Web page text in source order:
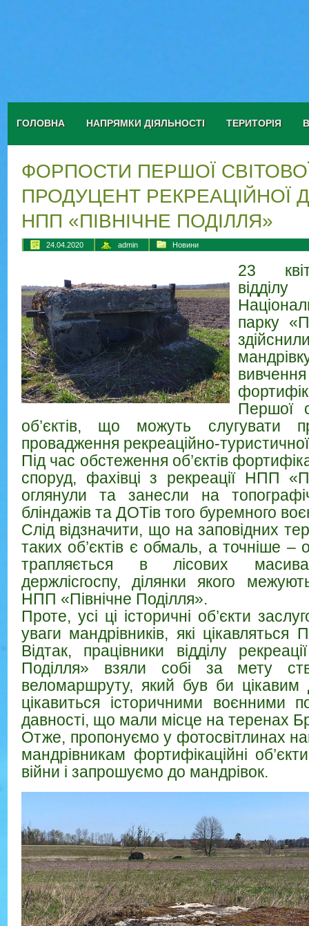
ГОЛОВНА НАПРЯМКИ ДІЯЛЬНОСТІ ТЕРИТОРІЯ
ФОРПОСТИ ПЕРШОЇ
ПРОДУЦЕНТ РЕКРЕАЦІЙНОЇ
НПП «ПІВНІЧНЕ ПОДІЛЛЯ»
24.04.2020 admin Новини
23
парку
вивчення
Першої
об’єктів, що можуть слугувати
провадження рекреаційно-туристичної
Під час обстеження об’єктів
споруд, фахівці з рекреації НПП
оглянули та занесли на
бліндажів та ДОТів того буремного
Слід відзначити, що на заповідних
таких об’єктів є обмаль, а точніше –
трапляється в лісових
держлісгоспу, ділянки якого
НПП «Північне Поділля».
Проте, усі ці історичні об’єкти
уваги мандрівників, які
Відтак, працівники відділу
Поділля» взяли собі за мету
веломаршруту, який був би цікавим
цікавиться історичними воєнними
давності, що мали місце на теренах
Отже, пропонуємо у фотосвітлинах
мандрівникам фортифікаційні
війни і запрошуємо до мандрівок.